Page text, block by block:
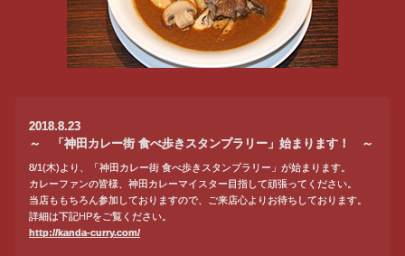
2018.8.23
～ 「神田カレー街 食べ歩きスタンプラリー」始まります！ ～
8/1(木)より、「神田カレー街 食べ歩きスタンプラリー」が始まります。
カレーファンの皆様、神田カレーマイスター目指して頑張ってください。
当店ももちろん参加しておりますので、ご来店心よりお待ちしております。
詳細は下記HPをご覧ください。
http://kanda-curry.com/